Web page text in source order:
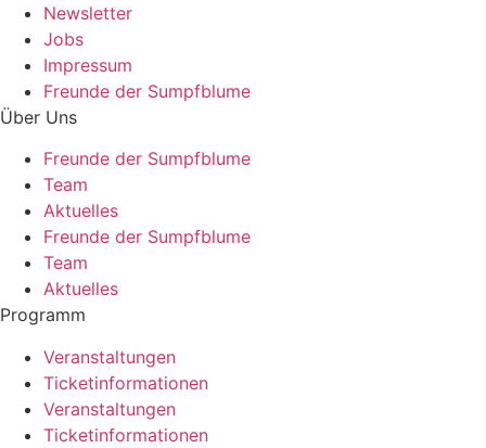
Newsletter
Jobs
Impressum
Freunde der Sumpfblume
Über Uns
Freunde der Sumpfblume
Team
Aktuelles
Freunde der Sumpfblume
Team
Aktuelles
Programm
Veranstaltungen
Ticketinformationen
Veranstaltungen
Ticketinformationen